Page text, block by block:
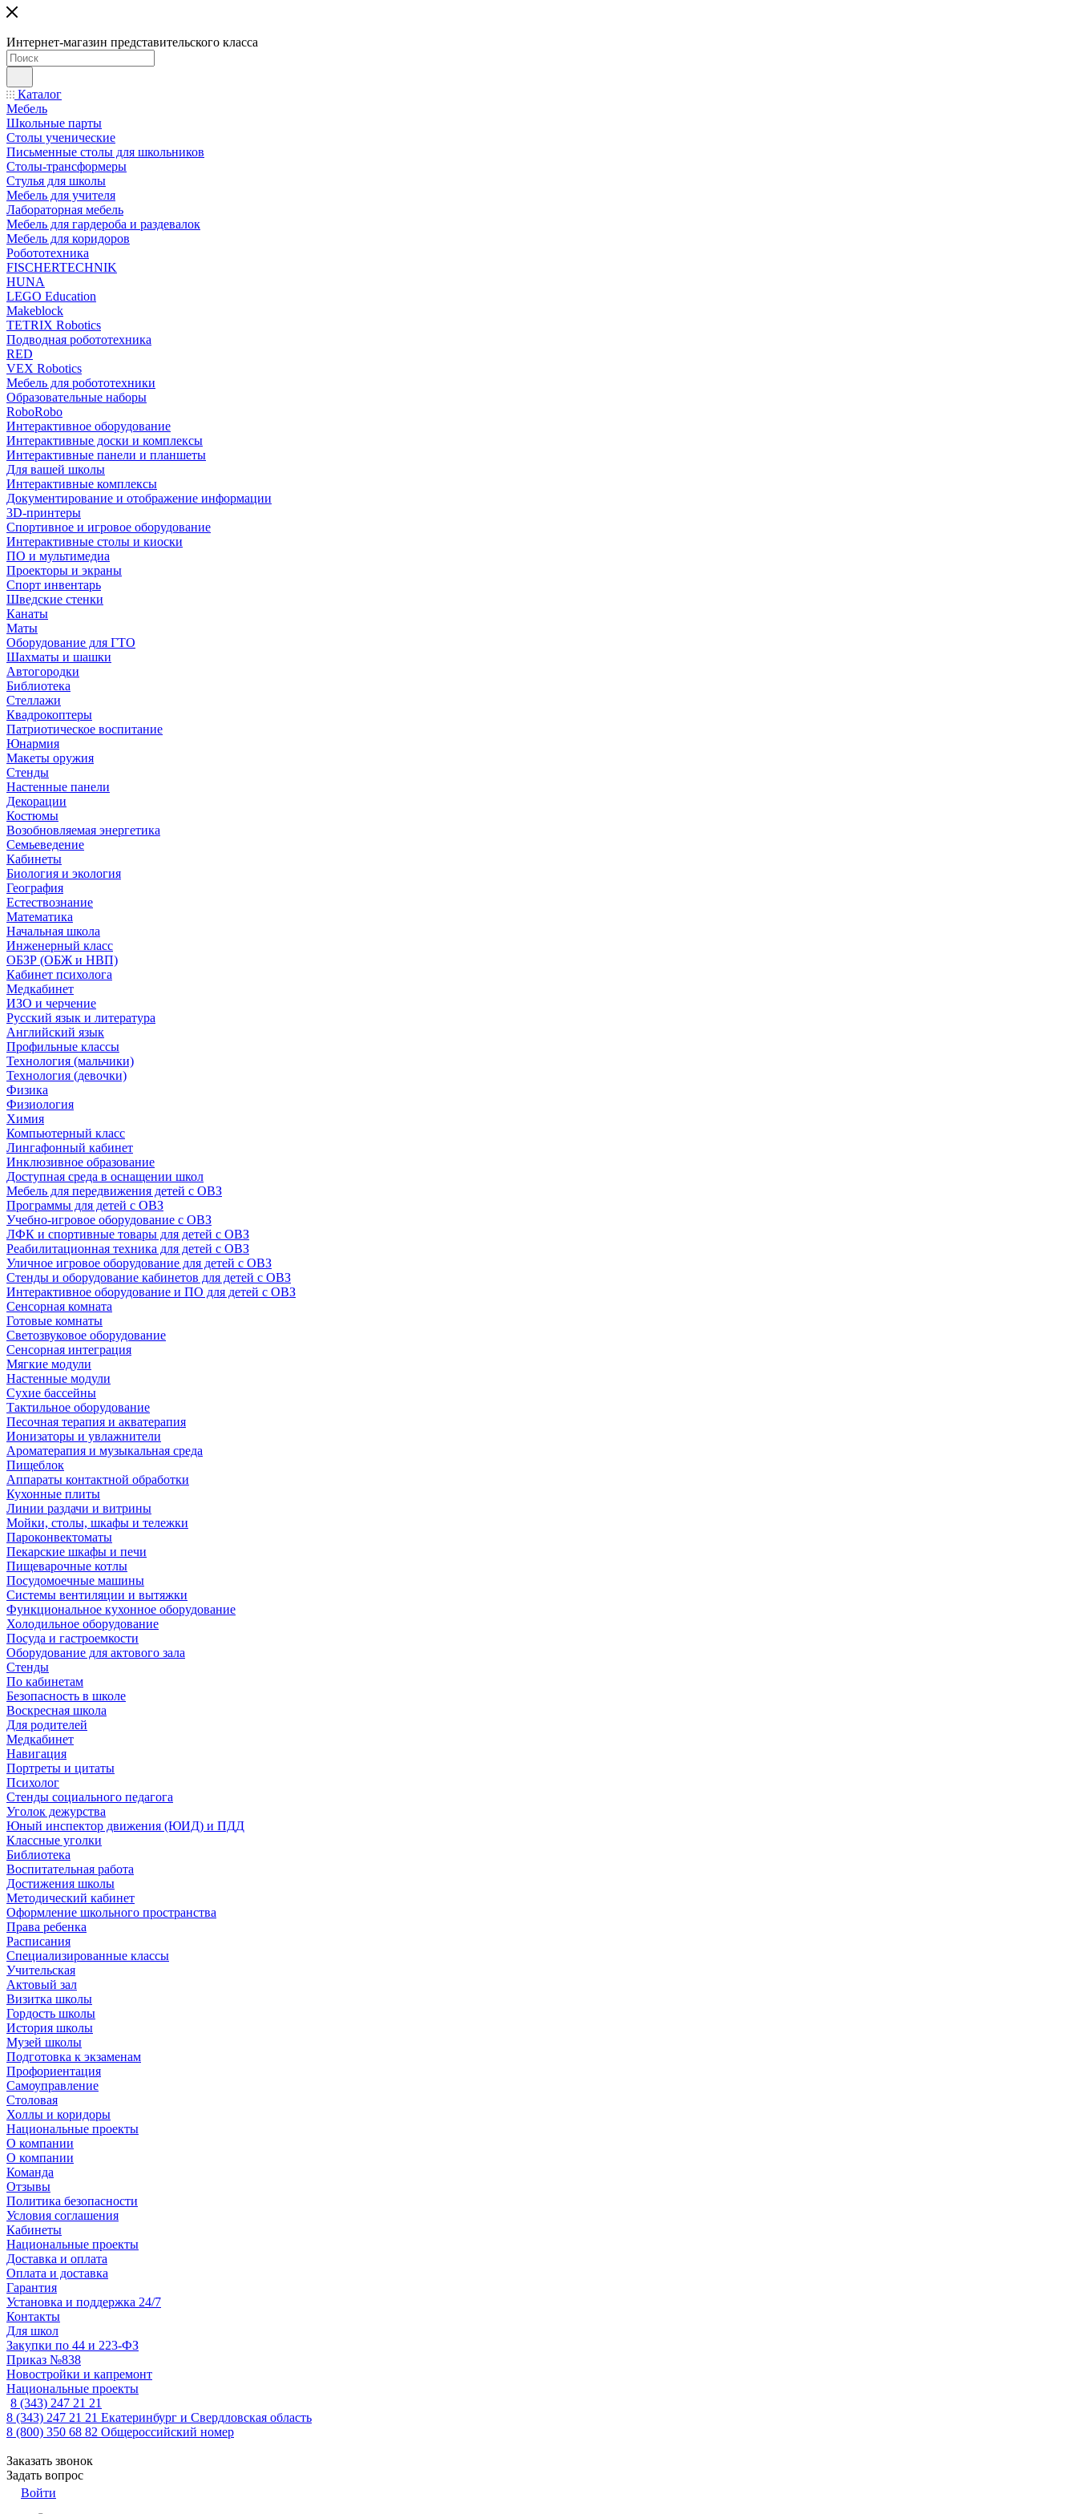
Интернет-магазин представительского класса
Каталог
Мебель
Школьные парты
Столы ученические
Письменные столы для школьников
Столы-трансформеры
Стулья для школы
Мебель для учителя
Лабораторная мебель
Мебель для гардероба и раздевалок
Мебель для коридоров
Робототехника
FISCHERTECHNIK
HUNA
LEGO Education
Makeblock
TETRIX Robotics
Подводная робототехника
RED
VEX Robotics
Мебель для робототехники
Образовательные наборы
RoboRobo
Интерактивное оборудование
Интерактивные доски и комплексы
Интерактивные панели и планшеты
Для вашей школы
Интерактивные комплексы
Документирование и отображение информации
3D-принтеры
Спортивное и игровое оборудование
Интерактивные столы и киоски
ПО и мультимедиа
Проекторы и экраны
Спорт инвентарь
Шведские стенки
Канаты
Маты
Оборудование для ГТО
Шахматы и шашки
Автогородки
Библиотека
Стеллажи
Квадрокоптеры
Патриотическое воспитание
Юнармия
Макеты оружия
Стенды
Настенные панели
Декорации
Костюмы
Возобновляемая энергетика
Семьеведение
Кабинеты
Биология и экология
География
Естествознание
Математика
Начальная школа
Инженерный класс
ОБЗР (ОБЖ и НВП)
Кабинет психолога
Медкабинет
ИЗО и черчение
Русский язык и литература
Английский язык
Профильные классы
Технология (мальчики)
Технология (девочки)
Физика
Физиология
Химия
Компьютерный класс
Лингафонный кабинет
Инклюзивное образование
Доступная среда в оснащении школ
Мебель для передвижения детей с ОВЗ
Программы для детей с ОВЗ
Учебно-игровое оборудование с ОВЗ
ЛФК и спортивные товары для детей с ОВЗ
Реабилитационная техника для детей с ОВЗ
Уличное игровое оборудование для детей с ОВЗ
Стенды и оборудование кабинетов для детей с ОВЗ
Интерактивное оборудование и ПО для детей с ОВЗ
Сенсорная комната
Готовые комнаты
Светозвуковое оборудование
Сенсорная интеграция
Мягкие модули
Настенные модули
Сухие бассейны
Тактильное оборудование
Песочная терапия и акватерапия
Ионизаторы и увлажнители
Ароматерапия и музыкальная среда
Пищеблок
Аппараты контактной обработки
Кухонные плиты
Линии раздачи и витрины
Мойки, столы, шкафы и тележки
Пароконвектоматы
Пекарские шкафы и печи
Пищеварочные котлы
Посудомоечные машины
Системы вентиляции и вытяжки
Функциональное кухонное оборудование
Холодильное оборудование
Посуда и гастроемкости
Оборудование для актового зала
Стенды
По кабинетам
Безопасность в школе
Воскресная школа
Для родителей
Медкабинет
Навигация
Портреты и цитаты
Психолог
Стенды социального педагога
Уголок дежурства
Юный инспектор движения (ЮИД) и ПДД
Классные уголки
Библиотека
Воспитательная работа
Достижения школы
Методический кабинет
Оформление школьного пространства
Права ребенка
Расписания
Специализированные классы
Учительская
Актовый зал
Визитка школы
Гордость школы
История школы
Музей школы
Подготовка к экзаменам
Профориентация
Самоуправление
Столовая
Холлы и коридоры
Национальные проекты
О компании
О компании
Команда
Отзывы
Политика безопасности
Условия соглашения
Кабинеты
Национальные проекты
Доставка и оплата
Оплата и доставка
Гарантия
Установка и поддержка 24/7
Контакты
Для школ
Закупки по 44 и 223-ФЗ
Приказ №838
Новостройки и капремонт
Национальные проекты
8 (343) 247 21 21
8 (343) 247 21 21 Екатеринбург и Свердловская область
8 (800) 350 68 82 Общероссийский номер
Заказать звонок
Задать вопрос
Войти